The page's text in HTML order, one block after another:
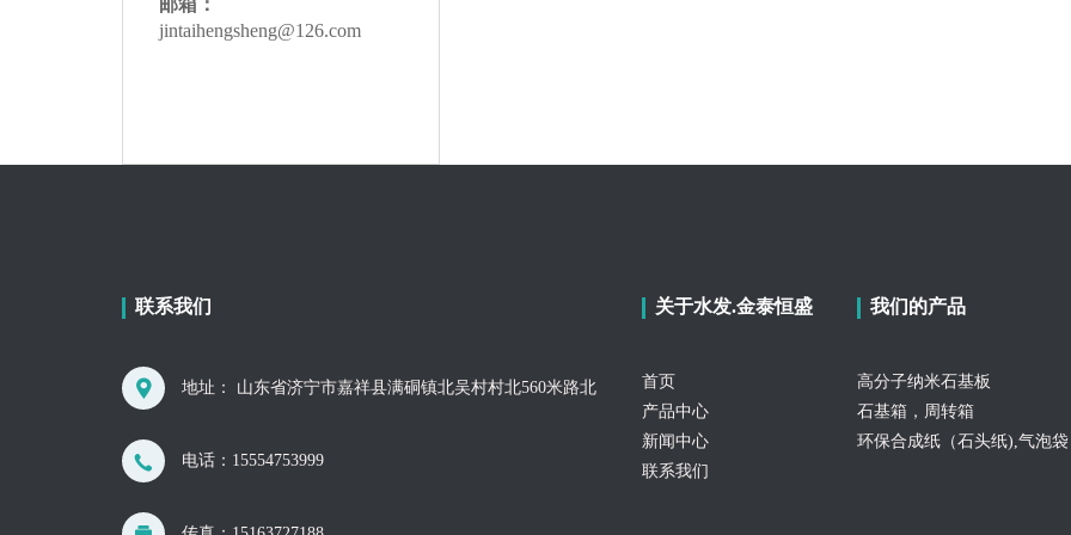
邮箱：
jintaihengsheng@126.com
联系我们
地址： 山东省济宁市嘉祥县满硐镇北吴村村北560米路北
电话： 15554753999
关于水发.金泰恒盛
首页
产品中心
新闻中心
联系我们
我们的产品
高分子纳米石基板
石基箱，周转箱
环保合成纸（石头纸),气泡袋